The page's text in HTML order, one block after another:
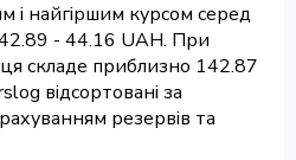
і найгіршим курсом серед
- 44.16 UAH. При
складе приблизно 142.87
відсортовані за
резервів та